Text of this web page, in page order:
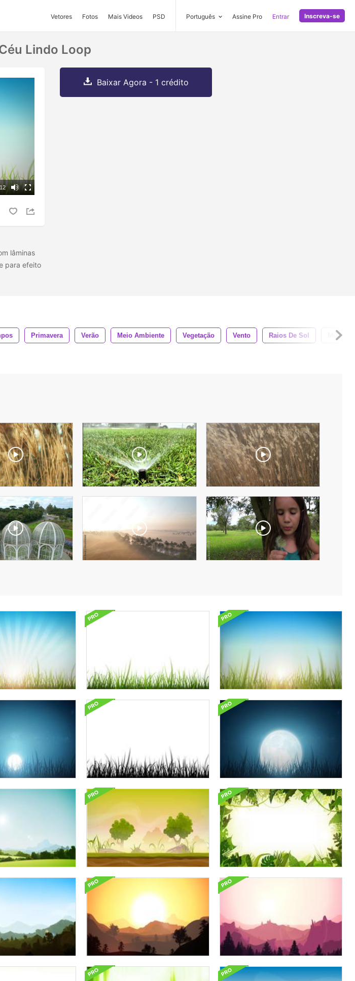
Vetores Fotos Mais Videos PSD Português Assine Pro Entrar Inscreva-se
Lindo Loop
lâminas
para efeito
Baixar Agora - 1 crédito
Primavera Verão Meio Ambiente Vegetação Vento Raios De Sol Mudas